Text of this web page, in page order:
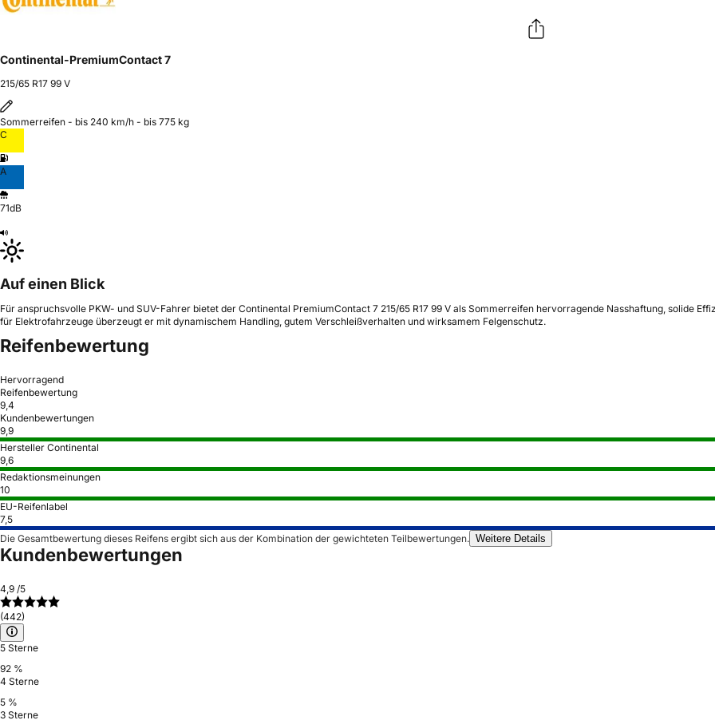
Continental-PremiumContact 7
215/65 R17 99 V
Sommerreifen - bis 240 km/h - bis 775 kg
C
A
71dB
Auf einen Blick
Für anspruchsvolle PKW- und SUV-Fahrer bietet der Continental PremiumContact 7 215/65 R17 99 V als Sommerreifen hervorragende Nasshaftung, solide
für Elektrofahrzeuge überzeugt er mit dynamischem Handling, gutem Verschleißverhalten und wirksamem Felgenschutz.
Reifenbewertung
Hervorragend
Reifenbewertung
9,4
Kundenbewertungen
9,9
Hersteller Continental
9,6
Redaktionsmeinungen
10
EU-Reifenlabel
7,5
Die Gesamtbewertung dieses Reifens ergibt sich aus der Kombination der gewichteten Teilbewertungen. Weitere Details
Kundenbewertungen
4,9 /5
(442)
5 Sterne
92 %
4 Sterne
5 %
3 Sterne